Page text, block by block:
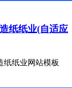
纸纸业(自适应
纸纸业网站模板